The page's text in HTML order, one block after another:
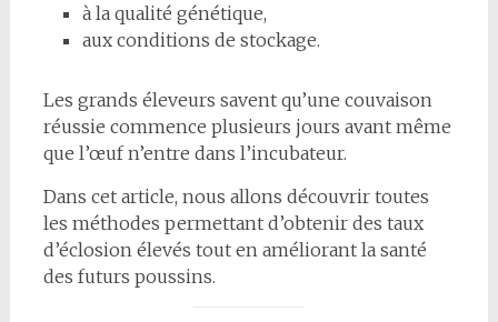
à la qualité génétique,
aux conditions de stockage.
Les grands éleveurs savent qu’une couvaison
réussie commence plusieurs jours avant même
que l’œuf n’entre dans l’incubateur.
Dans cet article, nous allons découvrir toutes
les méthodes permettant d’obtenir des taux
d’éclosion élevés tout en améliorant la santé
des futurs poussins.